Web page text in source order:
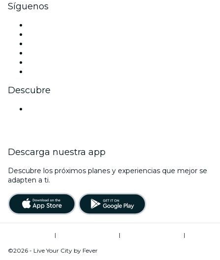
Síguenos
Descubre
Descarga nuestra app
Descubre los próximos planes y experiencias que mejor se
adapten a ti.
| |
|
©2026 - Live Your City by Fever